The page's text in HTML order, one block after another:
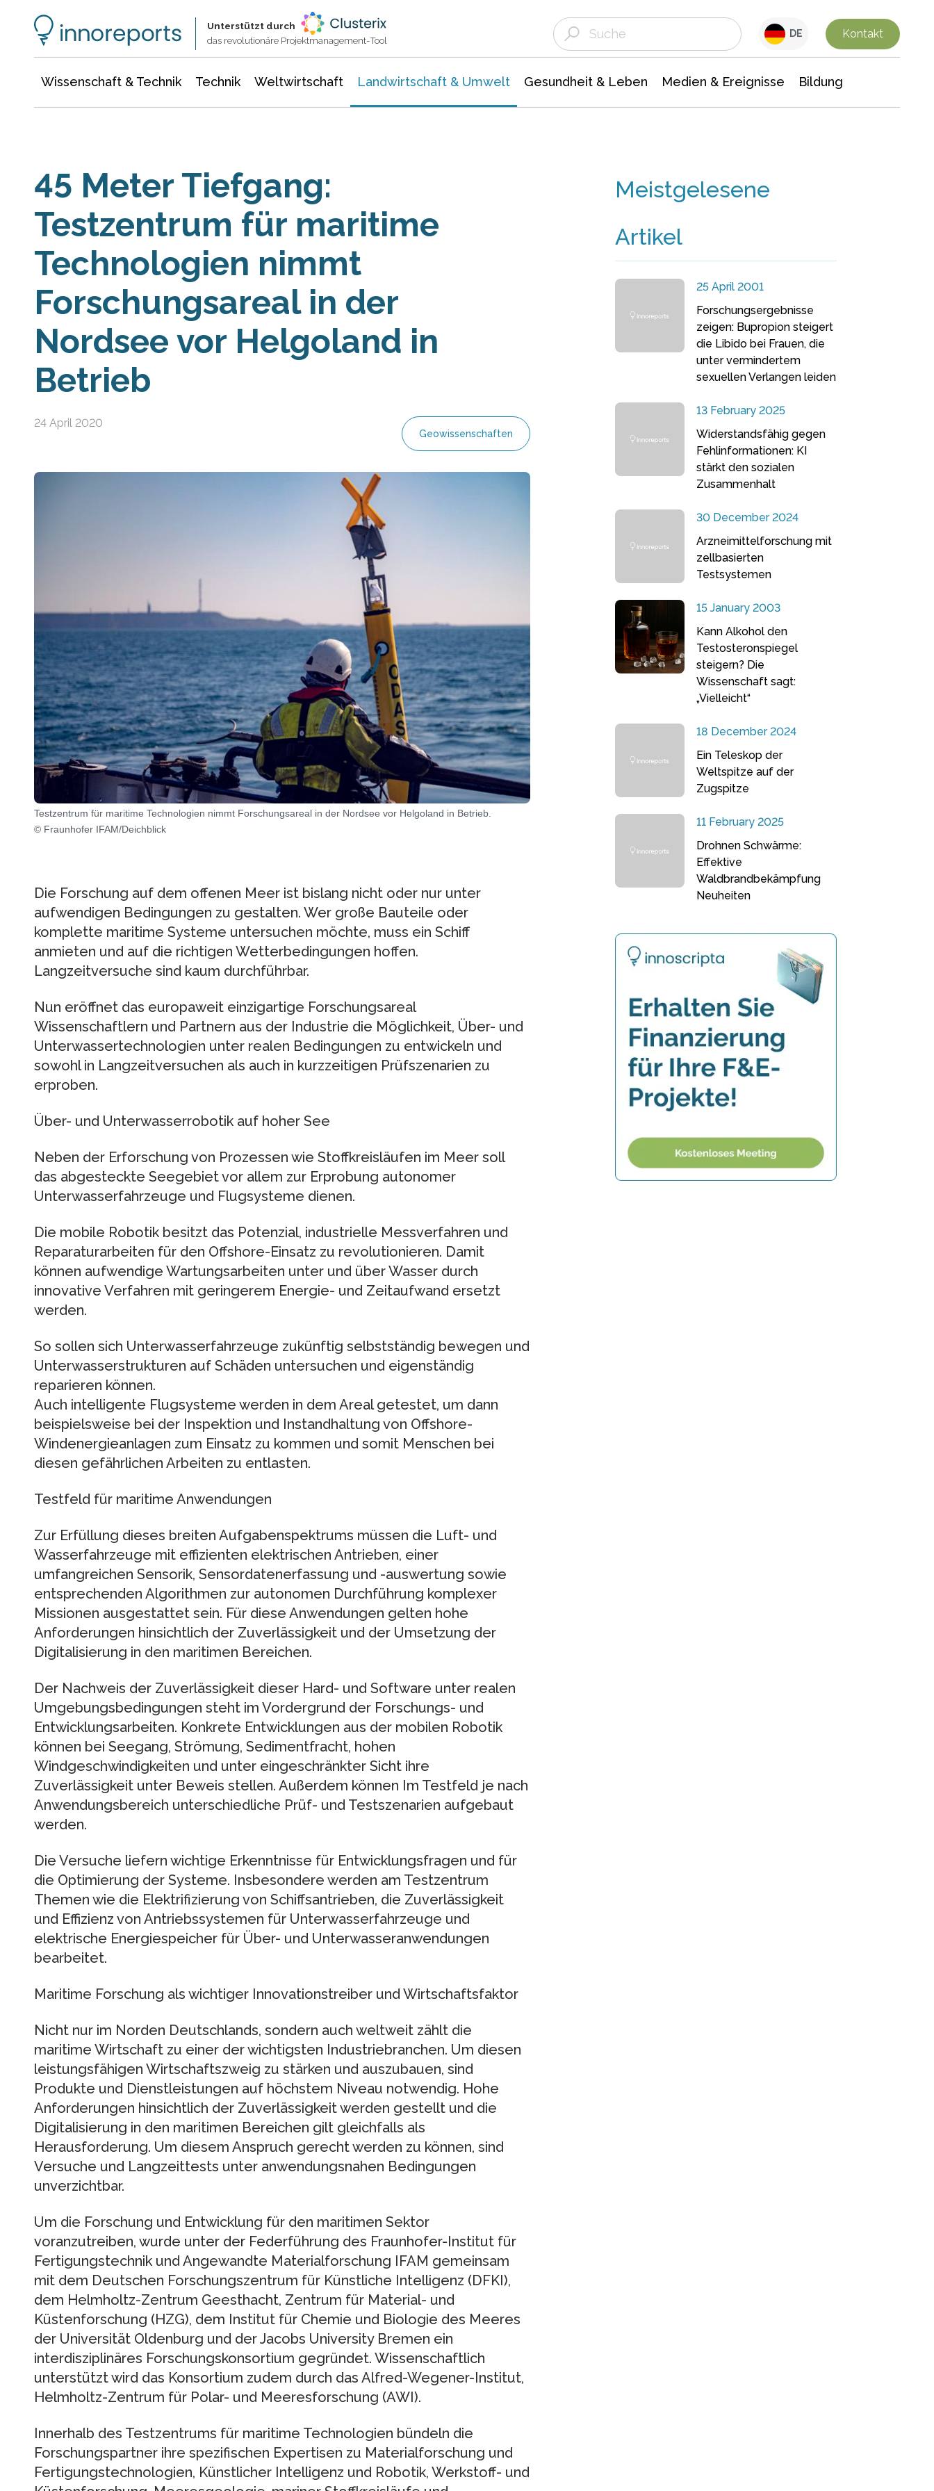
Unterstützt durch
das revolutionäre Projektmanagement-Tool
DE Kontakt
Wissenschaft & Technik Technik Weltwirtschaft Landwirtschaft & Umwelt Gesundheit & Leben Medien & Ereignisse Bildung
45 Meter Tiefgang:
Testzentrum für maritime
Technologien nimmt
Forschungsareal in der
Nordsee vor Helgoland in
Betrieb
24 April 2020
Geowissenschaften
Testzentrum für maritime Technologien nimmt Forschungsareal in der Nordsee vor Helgoland in Betrieb.
© Fraunhofer IFAM/Deichblick
Die Forschung auf dem offenen Meer ist bislang nicht oder nur unter
aufwendigen Bedingungen zu gestalten. Wer große Bauteile oder
komplette maritime Systeme untersuchen möchte, muss ein Schiff
anmieten und auf die richtigen Wetterbedingungen hoffen.
Langzeitversuche sind kaum durchführbar.
Nun eröffnet das europaweit einzigartige Forschungsareal
Wissenschaftlern und Partnern aus der Industrie die Möglichkeit, Über- und
Unterwassertechnologien unter realen Bedingungen zu entwickeln und
sowohl in Langzeitversuchen als auch in kurzzeitigen Prüfszenarien zu
erproben.
Über- und Unterwasserrobotik auf hoher See
Neben der Erforschung von Prozessen wie Stoffkreisläufen im Meer soll
das abgesteckte Seegebiet vor allem zur Erprobung autonomer
Unterwasserfahrzeuge und Flugsysteme dienen.
Die mobile Robotik besitzt das Potenzial, industrielle Messverfahren und
Reparaturarbeiten für den Offshore-Einsatz zu revolutionieren. Damit
können aufwendige Wartungsarbeiten unter und über Wasser durch
innovative Verfahren mit geringerem Energie- und Zeitaufwand ersetzt
werden.
So sollen sich Unterwasserfahrzeuge zukünftig selbstständig bewegen und
Unterwasserstrukturen auf Schäden untersuchen und eigenständig
reparieren können.
Auch intelligente Flugsysteme werden in dem Areal getestet, um dann
beispielsweise bei der Inspektion und Instandhaltung von Offshore-
Windenergieanlagen zum Einsatz zu kommen und somit Menschen bei
diesen gefährlichen Arbeiten zu entlasten.
Testfeld für maritime Anwendungen
Zur Erfüllung dieses breiten Aufgabenspektrums müssen die Luft- und
Wasserfahrzeuge mit effizienten elektrischen Antrieben, einer
umfangreichen Sensorik, Sensordatenerfassung und -auswertung sowie
entsprechenden Algorithmen zur autonomen Durchführung komplexer
Missionen ausgestattet sein. Für diese Anwendungen gelten hohe
Anforderungen hinsichtlich der Zuverlässigkeit und der Umsetzung der
Digitalisierung in den maritimen Bereichen.
Der Nachweis der Zuverlässigkeit dieser Hard- und Software unter realen
Umgebungsbedingungen steht im Vordergrund der Forschungs- und
Entwicklungsarbeiten. Konkrete Entwicklungen aus der mobilen Robotik
können bei Seegang, Strömung, Sedimentfracht, hohen
Windgeschwindigkeiten und unter eingeschränkter Sicht ihre
Zuverlässigkeit unter Beweis stellen. Außerdem können Im Testfeld je nach
Anwendungsbereich unterschiedliche Prüf- und Testszenarien aufgebaut
werden.
Die Versuche liefern wichtige Erkenntnisse für Entwicklungsfragen und für
die Optimierung der Systeme. Insbesondere werden am Testzentrum
Themen wie die Elektrifizierung von Schiffsantrieben, die Zuverlässigkeit
und Effizienz von Antriebssystemen für Unterwasserfahrzeuge und
elektrische Energiespeicher für Über- und Unterwasseranwendungen
bearbeitet.
Maritime Forschung als wichtiger Innovationstreiber und Wirtschaftsfaktor
Nicht nur im Norden Deutschlands, sondern auch weltweit zählt die
maritime Wirtschaft zu einer der wichtigsten Industriebranchen. Um diesen
leistungsfähigen Wirtschaftszweig zu stärken und auszubauen, sind
Produkte und Dienstleistungen auf höchstem Niveau notwendig. Hohe
Anforderungen hinsichtlich der Zuverlässigkeit werden gestellt und die
Digitalisierung in den maritimen Bereichen gilt gleichfalls als
Herausforderung. Um diesem Anspruch gerecht werden zu können, sind
Versuche und Langzeittests unter anwendungsnahen Bedingungen
unverzichtbar.
Um die Forschung und Entwicklung für den maritimen Sektor
voranzutreiben, wurde unter der Federführung des Fraunhofer-Institut für
Fertigungstechnik und Angewandte Materialforschung IFAM gemeinsam
mit dem Deutschen Forschungszentrum für Künstliche Intelligenz (DFKI),
dem Helmholtz-Zentrum Geesthacht, Zentrum für Material- und
Küstenforschung (HZG), dem Institut für Chemie und Biologie des Meeres
der Universität Oldenburg und der Jacobs University Bremen ein
interdisziplinäres Forschungskonsortium gegründet. Wissenschaftlich
unterstützt wird das Konsortium zudem durch das Alfred-Wegener-Institut,
Helmholtz-Zentrum für Polar- und Meeresforschung (AWI).
Innerhalb des Testzentrums für maritime Technologien bündeln die
Forschungspartner ihre spezifischen Expertisen zu Materialforschung und
Fertigungstechnologien, Künstlicher Intelligenz und Robotik, Werkstoff- und
Meistgelesene
Artikel
25 April 2001
Forschungsergebnisse
zeigen: Bupropion steigert
die Libido bei Frauen, die
unter vermindertem
sexuellen Verlangen leiden
13 February 2025
Widerstandsfähig gegen
Fehlinformationen: KI
stärkt den sozialen
Zusammenhalt
30 December 2024
Arzneimittelforschung mit
zellbasierten
Testsystemen
15 January 2003
Kann Alkohol den
Testosteronspiegel
steigern? Die
Wissenschaft sagt:
„Vielleicht“
18 December 2024
Ein Teleskop der
Weltspitze auf der
Zugspitze
11 February 2025
Drohnen Schwärme:
Effektive
Waldbrandbekämpfung
Neuheiten